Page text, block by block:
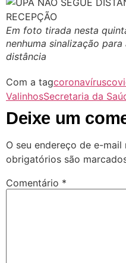
Em foto tirada nesta
nenhuma sinalização
distância
Com a tagcoronavírus
ValinhosSecretaria da
Deixe um
O seu endereço de e-
obrigatórios são
Comentário *